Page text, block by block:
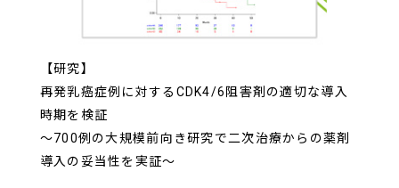
【研究】
再発乳癌症例に対するCDK4/6阻害剤の適切な導入
時期を検証
～700例の大規模前向き研究で二次治療からの薬剤
導入の妥当性を実証～